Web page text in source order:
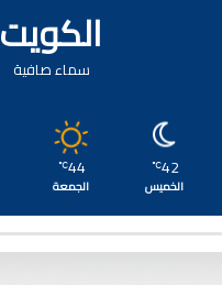
الكويت
سماء صافية
42
℃
الخميس
44
℃
الجمعة